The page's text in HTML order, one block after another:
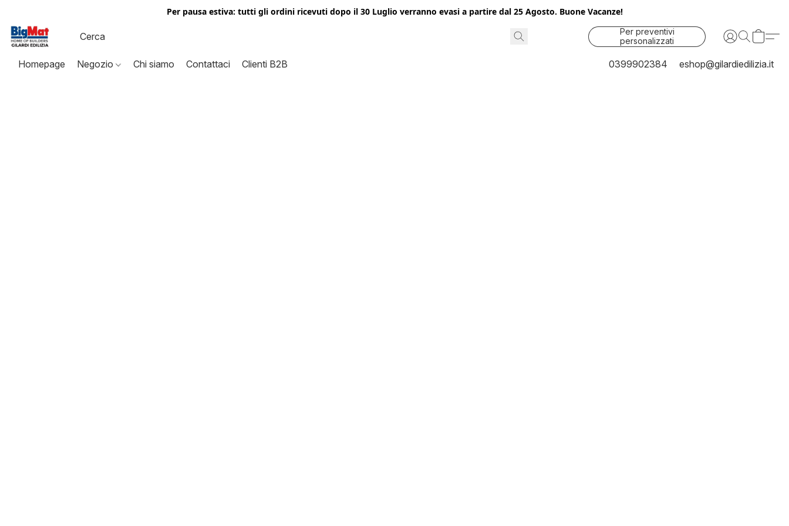
Per pausa estiva: tutti gli ordini ricevuti dopo il 30 Luglio verranno evasi a partire dal 25 Agosto. Buone Vacanze!
Per preventivi
personalizzati
contattaci
Homepage Negozio Chi siamo Contattaci Clienti B2B 0399902384 eshop@gilardiedilizia.it